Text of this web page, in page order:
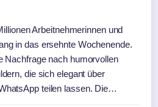
Arbeitnehmerinnen und
in das ersehnte Wochenende.
Nachfrage nach humorvollen
die sich elegant über
teilen lassen. Die…